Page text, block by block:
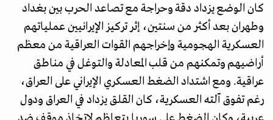
كان الوضع يزداد دقة وحراجة مع تصاعد الحرب بين بغداد
وطهران بعد أكثر من سنتين، إثر تركيز الإيرانيين عملياتهم
العسكرية الهجومية وإخراجهم القوات العراقية من معظم
أراضيهم وتمكنهم من قلب المعادلة والتوغل في مناطق
عراقية. ومع اشتداد الضغط العسكري الإيراني على العراق،
رغم تفوق آلته العسكرية، كان القلق يزداد في العراق ودول